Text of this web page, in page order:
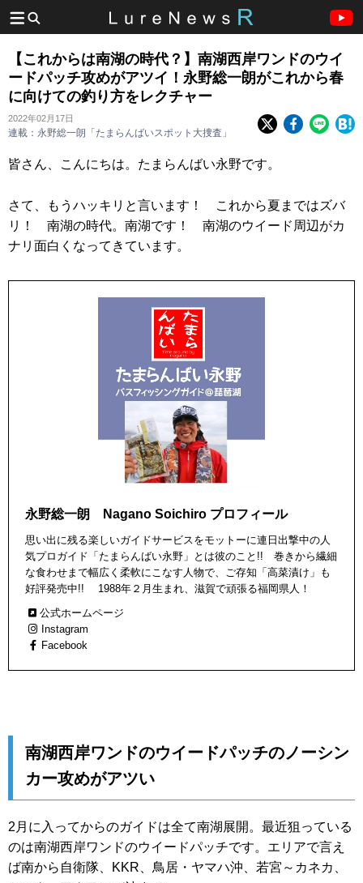
【これからは南湖の時代？】南湖西岸ワンドのウイ
ードパッチ攻めがアツイ！永野総一朗がこれから春
に向けての釣り方をレクチャー
2022年02月17日
連載：永野総一朗「たまらんばいスポット大捜査」
皆さん、こんにちは。たまらんばい永野です。
さて、もうハッキリと言います！ これから夏まではズバ
リ！ 南湖の時代。南湖です！ 南湖のウイード周辺がカ
ナリ面白くなってきています。
永野総一朗 Nagano Soichiro プロフィール
思い出に残る楽しいガイドサービスをモットーに連日出撃中の人
気プロガイド「たまらんばい永野」とは彼のこと!! 巻きから繊細
な食わせまで幅広く柔軟にこなす人物で、ご存知「高菜漬け」も
好評発売中!! 1988年２月生まれ、滋賀で頑張る福岡県人！
公式ホームページ
Instagram
Facebook
南湖西岸ワンドのウイードパッチのノーシン
カー攻めがアツい
2月に入ってからのガイドは全て南湖展開。最近狙っている
のは南湖西岸ワンドのウイードパッチです。エリアで言え
ば南から自衛隊、KKR、鳥居・ヤマハ沖、若宮～カネカ、